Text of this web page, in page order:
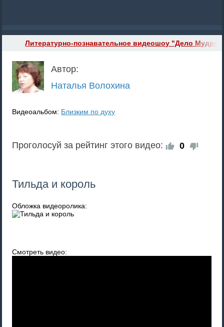
Литературно-познавательное видеошоу "Дело
Автор:
Наталья Волохина
Видеоальбом: Близким по духу
Проголосуй за рейтинг этого видео: 0
Тильда и король
Обложка видеоролика:
Смотреть видео: